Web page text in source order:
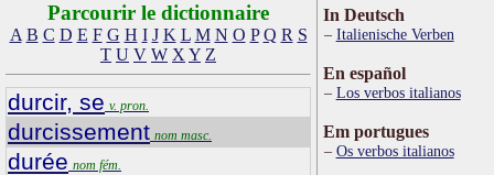
Parcourir le dictionnaire
A B C D E F G H I J K L M N O P Q R S
T U V W X Y Z
durcir, se v. pron.
durcissement nom masc.
durée nom fém.
In Deutsch
Italienische Verben
En español
Los verbos italianos
Em portugues
Os verbos italianos